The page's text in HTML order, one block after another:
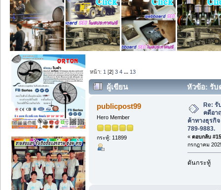
หน้า: 1 [2]3 4 ... 13
ผู้เขียน
หัวข้อ: รับ
ค้าทางธุรกิจ โทรสอบถาม 083-789-
publicpost99
Hero Member
กระทู้: 11899
Re: รั
คดีอา
ค้าทางธุรกิ
789-9883.
« ตอบกลับ
กรกฎาคม
ดันกระทู้